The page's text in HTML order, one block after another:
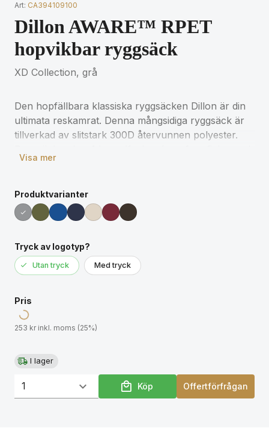
Art: CA394109100
Dillon AWARE™ RPET
hopvikbar ryggsäck
XD Collection, grå
Den hopfällbara klassiska ryggsäcken Dillon är din
ultimata reskamrat. Denna mångsidiga ryggsäck är
tillverkad av slitstark 300D återvunnen polyester.
dragkedja. Den är vikbar och lätt att ta med sig om
återvunnen polyester med AWARE™-spårning. 2%
av intäkterna från varje såld Aware™-produkt
doneras till Water.org. PVC-fri.
Visa mer
Produktvarianter
Tryck av logotyp?
Utan tryck Med tryck
Pris
253 kr inkl. moms (25%)
I lager
Köp Offertförfrågan